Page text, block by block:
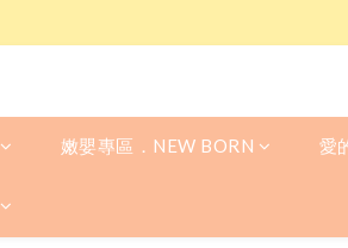
嫩嬰專區．NEW BORN 愛